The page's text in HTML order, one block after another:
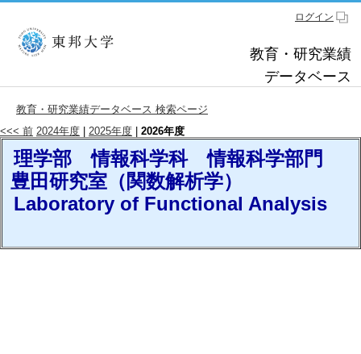
ログイン
教育・研究業績
データベース
教育・研究業績データベース 検索ページ
<<< 前 2024年度 2025年度 2026年度
理学部 情報科学科 情報科学部門
豊田研究室（関数解析学）
Laboratory of Functional Analysis